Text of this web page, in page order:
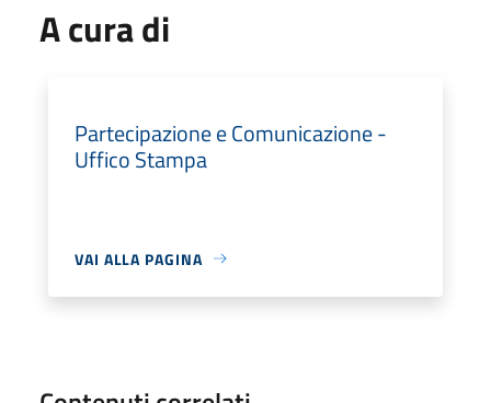
A cura di
Partecipazione e Comunicazione -
Uffico Stampa
VAI ALLA PAGINA